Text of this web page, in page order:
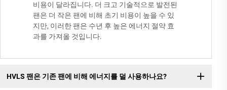
비용이 달라집니다. 더 크고 기술적으로 발전된
팬은 더 작은 팬에 비해 초기 비용이 높을 수 있
지만, 이러한 팬은 수년 후 높은 에너지 절약 효
과를 가져올 것입니다.
HVLS 팬은 기존 팬에 비해 에너지를 덜 사용하나요?